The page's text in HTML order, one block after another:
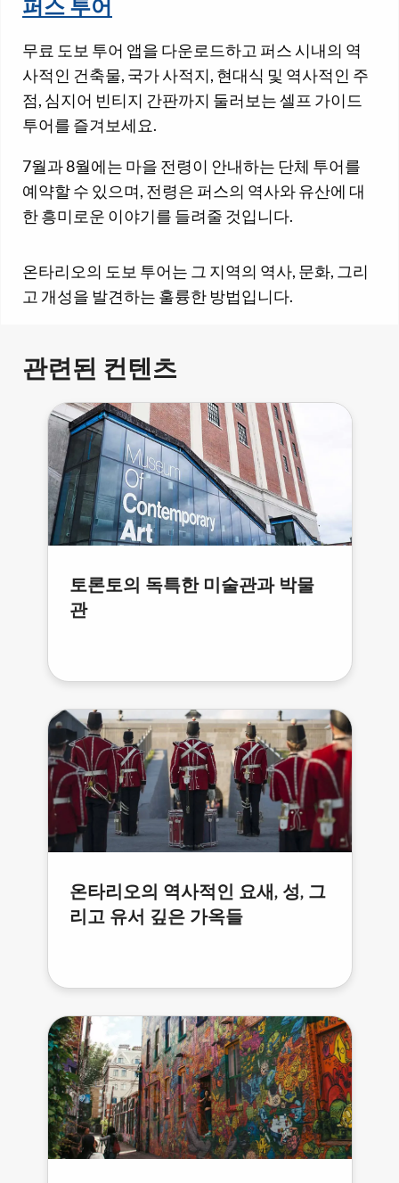
퍼스 투어
무료 도보 투어 앱을 다운로드하고 퍼스 시내의 역
사적인 건축물, 국가 사적지, 현대식 및 역사적인 주
점, 심지어 빈티지 간판까지 둘러보는 셀프 가이드
투어를 즐겨보세요.
7월과 8월에는 마을 전령이 안내하는 단체 투어를
예약할 수 있으며, 전령은 퍼스의 역사와 유산에 대
한 흥미로운 이야기를 들려줄 것입니다.
온타리오의 도보 투어는 그 지역의 역사, 문화, 그리
고 개성을 발견하는 훌륭한 방법입니다.
관련된 컨텐츠
토론토의 독특한 미술관과 박물
관
온타리오의 역사적인 요새, 성, 그
리고 유서 깊은 가옥들